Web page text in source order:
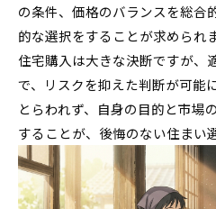
の条件、価格のバランスを総合
的な選択をすることが求められま
住宅購入は大きな決断ですが、
で、リスクを抑えた判断が可能
とらわれず、自身の目的と市場
することが、後悔のない住まい